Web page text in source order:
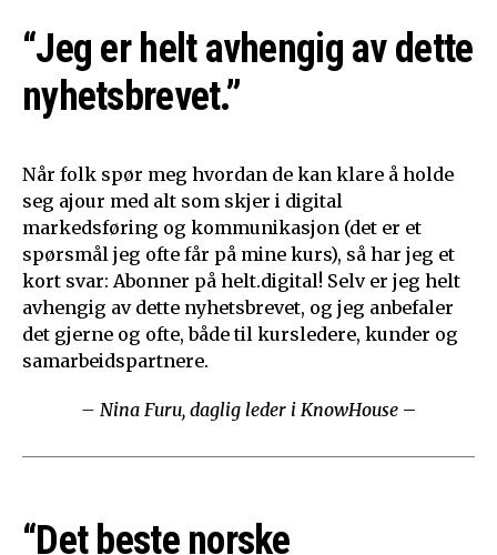
“Jeg er helt avhengig av dette
nyhetsbrevet.”
Når folk spør meg hvordan de kan klare å holde
seg ajour med alt som skjer i digital
markedsføring og kommunikasjon (det er et
spørsmål jeg ofte får på mine kurs), så har jeg et
kort svar: Abonner på helt.digital! Selv er jeg helt
avhengig av dette nyhetsbrevet, og jeg anbefaler
det gjerne og ofte, både til kursledere, kunder og
samarbeidspartnere.
– Nina Furu, daglig leder i KnowHouse –
“Det beste norske